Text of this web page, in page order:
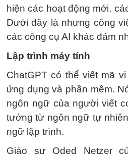
hiện các hoạt động mới,
Dưới đây là nhưng công
các công cụ AI khác đảm
Lập trình máy tính
ChatGPT có thể viết mã
ứng dụng và phần mềm.
ngôn ngữ của người viết
tưởng từ ngôn ngữ tự
ngữ lập trình.
Giáo sư Oded Netzer